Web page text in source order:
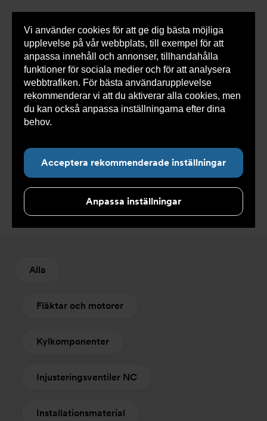
Vi använder cookies för att ge dig bästa möjliga
upplevelse på vår webbplats, till exempel för att
anpassa innehåll och annonser, tillhandahålla
funktioner för sociala medier och för att analysera
webbtrafiken. För bästa användarupplevelse
rekommenderar vi att du aktiverar alla cookies, men
du kan också anpassa inställningarna efter dina
behov.
Acceptera rekommenderade inställningar
Anpassa inställningar
0 varorSnabborder
Du
här:
Armatec > Produkter > Kyla > Rörkopplingar
Lödkopppling Vatten
Lödkopppling Vatten
Alla
Fläktar och motorer
Kylkomponenter
Injusteringsventiler NC
Installationsmaterial